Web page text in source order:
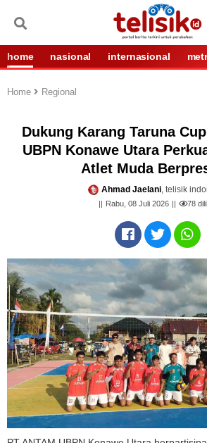
home nasional internasional
Home Regional
Dukung Karang Taruna
UBPN Konawe Utara
Atlet Muda
Ahmad Jaelani, telisik
Rabu, 08 Juli 2026 78